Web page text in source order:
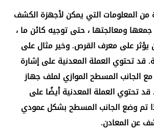
من المعلومات التي يمكن لأجهزة الكشف
جمعها ومعالجتها ، حتى توجيه كائن ما ،
يؤثر على معرف القرص. وخير مثال على
قد تحتوي العملة المعدنية على إشارة
الجانب المسطح الموازي لملف جهاز
تحتوي العملة المعدنية أيضًا على
تم وضع الجانب المسطح بشكل عمودي
عن المعادن.